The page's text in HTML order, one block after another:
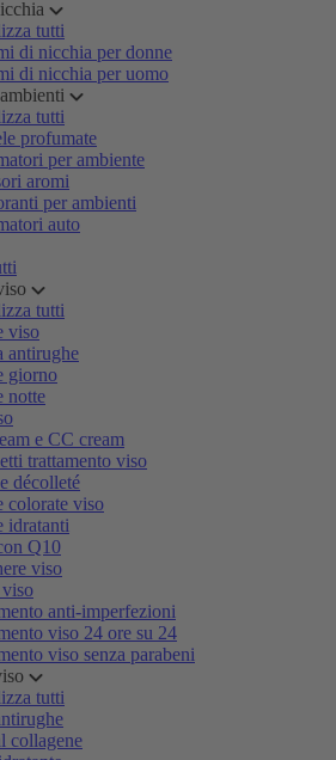
tutti
di nicchia per donne
di nicchia per uomo
tutti
profumate
per ambiente
aromi
per ambienti
auto
tutti
viso
antirughe
giorno
notte
e CC cream
trattamento viso
décolleté
colorate viso
idratanti
Q10
viso
anti-imperfezioni
viso 24 ore su 24
viso senza parabeni
tutti
collagene